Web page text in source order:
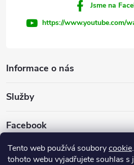
Tento web používá souborycookie
tohoto webu vyjadřujete souhlas s
Informace o nás
Služby
Facebook
Jsme na
https://www.youtube.com/